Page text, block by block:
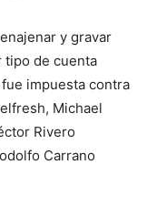
y gravar
tipo de cuenta
impuesta contra
Michael
Rivero
Carrano